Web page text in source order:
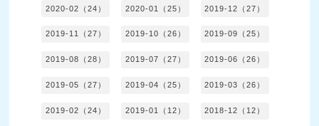
2020-02（24） 2020-01（25） 2019-12（27）
2019-11（27） 2019-10（26） 2019-09（25）
2019-08（28） 2019-07（27） 2019-06（26）
2019-05（27） 2019-04（25） 2019-03（26）
2019-02（24） 2019-01（12） 2018-12（12）